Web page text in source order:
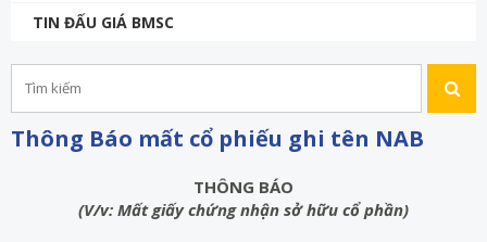
TIN ĐẤU GIÁ BMSC
Thông Báo mất cổ phiếu ghi tên NAB
THÔNG BÁO
(V/v: Mất giấy chứng nhận sở hữu cổ phần)